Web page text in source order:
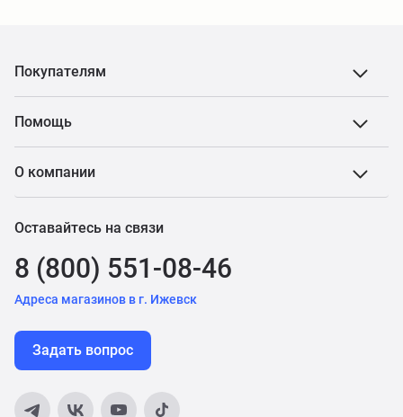
Покупателям
Помощь
О компании
Оставайтесь на связи
8 (800) 551-08-46
Адреса магазинов в г. Ижевск
Задать вопрос